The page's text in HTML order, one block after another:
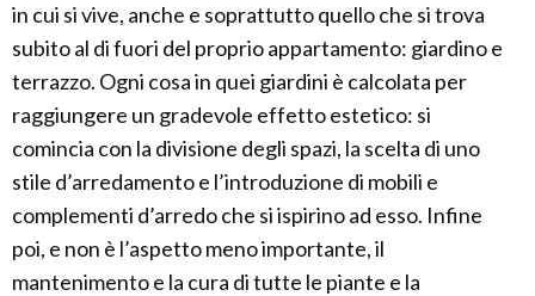
in cui si vive, anche e soprattutto quello che si trova
subito al di fuori del proprio appartamento: giardino e
terrazzo. Ogni cosa in quei giardini è calcolata per
raggiungere un gradevole effetto estetico: si
comincia con la divisione degli spazi, la scelta di uno
stile d’arredamento e l’introduzione di mobili e
complementi d’arredo che si ispirino ad esso. Infine
poi, e non è l’aspetto meno importante, il
mantenimento e la cura di tutte le piante e la